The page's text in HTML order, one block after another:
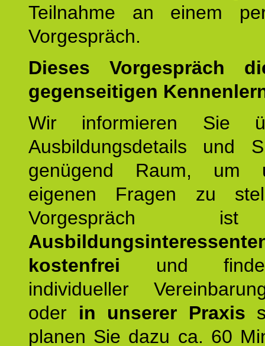
Teilnahme an einem
Vorgespräch.
Dieses Vorgespräch
gegenseitigen
Wir informieren Sie
Ausbildungsdetails und
genügend Raum, um
eigenen Fragen zu
kostenfrei und
individueller
oder in unserer Praxis
planen Sie dazu ca. 60